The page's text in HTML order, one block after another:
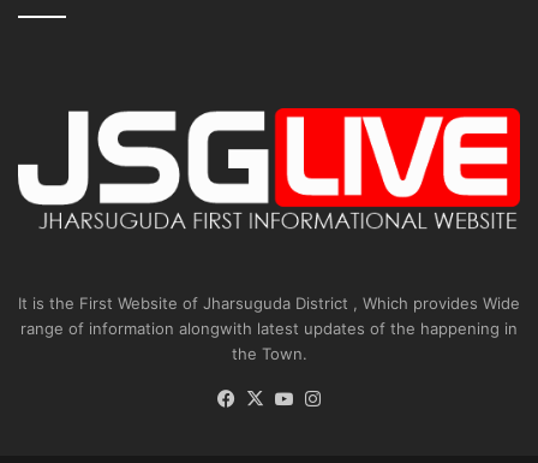
It is the First Website of Jharsuguda District , Which provides Wide
range of information alongwith latest updates of the happening in
the Town.
Facebook
X YouTube